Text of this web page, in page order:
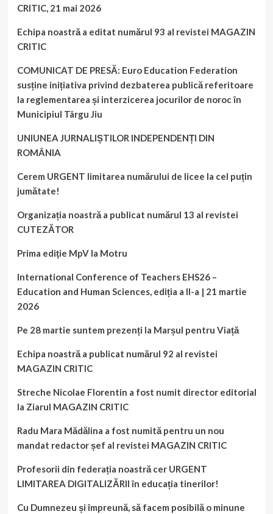
Educației!
CRITIC, 21 mai 2026
Echipa noastră a editat numărul 93 al revistei MAGAZIN
CRITIC
COMUNICAT DE PRESĂ: Euro Education Federation
susține inițiativa privind dezbaterea publică referitoare
la reglementarea și interzicerea jocurilor de noroc în
Municipiul Târgu Jiu
UNIUNEA JURNALIȘTILOR INDEPENDENȚI DIN
ROMÂNIA
Cerem URGENT limitarea numărului de licee la cel puțin
jumătate!
Organizația noastră a publicat numărul 13 al revistei
CUTEZĂTOR
Prima ediţie MpV la Motru
International Conference of Teachers EHS26 –
Education and Human Sciences, ediția a II-a | 21 martie
2026
Pe 28 martie suntem prezenți la Marșul pentru Viață
Echipa noastră a publicat numărul 92 al revistei
MAGAZIN CRITIC
Streche Nicolae Florentin a fost numit director editorial
la Ziarul MAGAZIN CRITIC
Radu Mara Mădălina a fost numită pentru un nou
mandat redactor șef al revistei MAGAZIN CRITIC
Profesorii din federația noastră cer URGENT
LIMITAREA DIGITALIZĂRII în educația tinerilor!
Cu Dumnezeu și împreună, să facem posibilă o minune